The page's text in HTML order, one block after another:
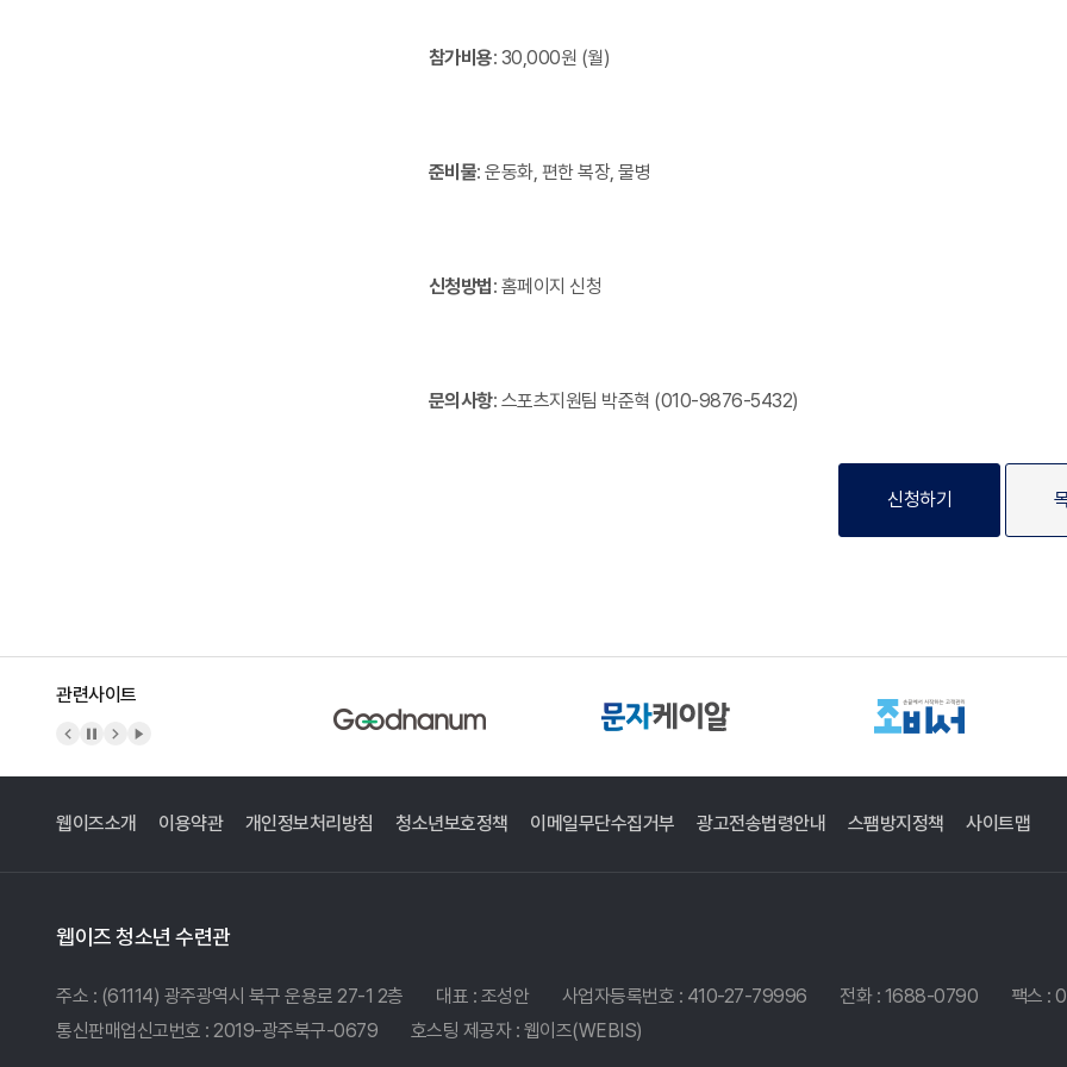
참가비용: 30,000원 (월)
준비물: 운동화, 편한 복장, 물병
신청방법: 홈페이지 신청
문의사항: 스포츠지원팀 박준혁 (010-9876-5432)
신청하기
관련사이트
이전 배너
배너 정지
다음 배너
배너 재생
웹이즈소개 이용약관 개인정보처리방침 청소년보호정책 이메일무단수집거부 광고전송법령안내 스팸방지정책 사이트맵
웹이즈 청소년 수련관
주소 : (61114) 광주광역시 북구 운용로 27-1 2층 대표 : 조성안 사업자등록번호 : 410-27-79996 전화 : 1688-0790
팩스 :
통신판매업신고번호 : 2019-광주북구-0679
호스팅 제공자 : 웹이즈(WEBIS)